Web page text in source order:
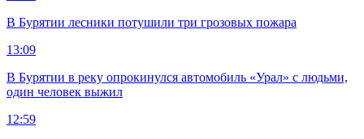
В Бурятии лесники потушили три грозовых пожара
13:09
В Бурятии в реку опрокинулся автомобиль «Урал» с людьми,
один человек выжил
12:59